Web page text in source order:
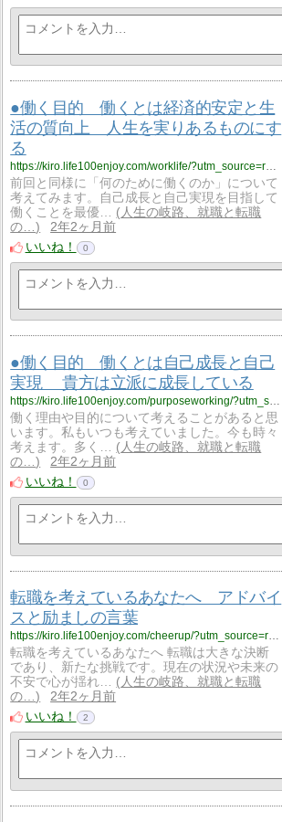
●働く目的 働くとは経済的安定と生
活の質向上 人生を実りあるものにす
る
https://kiro.life100enjoy.com/worklife/?utm_source=rss&utm_medium=rss&utm_campaign=worklife
前回と同様に「何のために働くのか」について
考えてみます。自己成長と自己実現を目指して
働くことを最優…
人生の岐路、就職と転職
の…
2年2ヶ月前
いいね！
0
●働く目的 働くとは自己成長と自己
実現 貴方は立派に成長している
https://kiro.life100enjoy.com/purposeworking/?utm_source=rss&utm_medium=rss&utm_campaign=purposeworking
働く理由や目的について考えることがあると思
います。私もいつも考えていました。今も時々
考えます。多く…
人生の岐路、就職と転職
の…
2年2ヶ月前
いいね！
0
転職を考えているあなたへ アドバイ
スと励ましの言葉
https://kiro.life100enjoy.com/cheerup/?utm_source=rss&utm_medium=rss&utm_campaign=cheerup
転職を考えているあなたへ 転職は大きな決断
であり、新たな挑戦です。現在の状況や未来の
不安で心が揺れ…
人生の岐路、就職と転職
の…
2年2ヶ月前
いいね！
2